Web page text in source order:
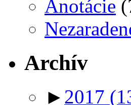
Anotácie
Archív
► 2017